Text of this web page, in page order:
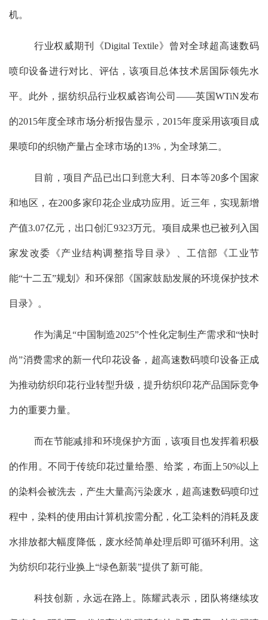
机。
行业权威期刊《Digital Textile》曾对全球超高速数码
喷印设备进行对比、评估，该项目总体技术居国际领先水
平。此外，据纺织品行业权威咨询公司——英国WTiN发布
的2015年度全球市场分析报告显示， 2015年度采用该项目成
果喷印的织物产量占全球市场的13%，为全球第二。
目前，项目产品已出口到意大利、日本等20多个国家
和地区，在200多家印花企业成功应用。近三年，实现新增
产值3.07亿元，出口创汇9323万元。项目成果也已被列入国
家发改委《产业结构调整指导目录》、工信部《工业节
能“十二五”规划》和环保部《国家鼓励发展的环境保护技术
目录》。
作为满足“中国制造2025”个性化定制生产需求和“快时
尚”消费需求的新一代印花设备，超高速数码喷印设备正成
为推动纺织印花行业转型升级，提升纺织印花产品国际竞争
力的重要力量。
而在节能减排和环境保护方面，该项目也发挥着积极
的作用。不同于传统印花过量给墨、给桨，布面上 50%以上
的染料会被洗去，产生大量高污染废水，超高速数码喷印过
程中，染料的使用由计算机按需分配，化工染料的消耗及废
水排放都大幅度降低，废水经简单处理后即可循环利用。这
为纺织印花行业换上“绿色新装”提供了新可能。
科技创新，永远在路上。陈耀武表示，团队将继续攻